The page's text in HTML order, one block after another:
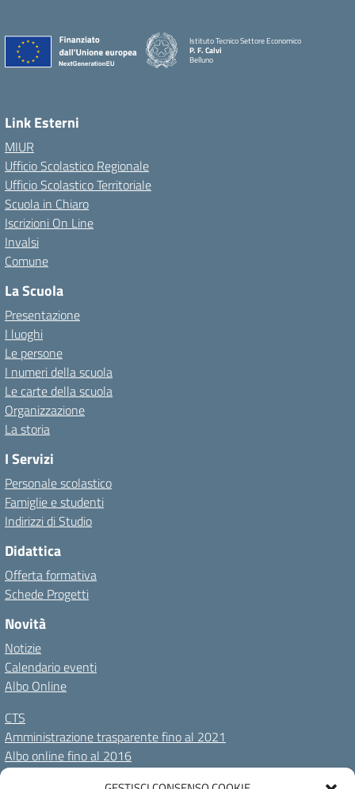
Istituto Tecnico Settore Economico
P. F. Calvi
Belluno
Link Esterni
MIUR
Ufficio Scolastico Regionale
Ufficio Scolastico Territoriale
Scuola in Chiaro
Iscrizioni On Line
Invalsi
Comune
La Scuola
Presentazione
I luoghi
Le persone
I numeri della scuola
Le carte della scuola
Organizzazione
La storia
I Servizi
Personale scolastico
Famiglie e studenti
Indirizzi di Studio
Didattica
Offerta formativa
Schede Progetti
Novità
Notizie
Calendario eventi
Albo Online
CTS
Amministrazione trasparente fino al 2021
Albo online fino al 2016